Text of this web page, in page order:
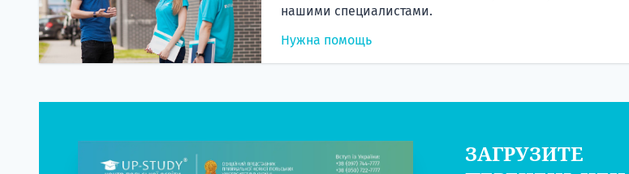
нашими специалистами.
Нужна помощь
ЗАГРУЗИТЕ